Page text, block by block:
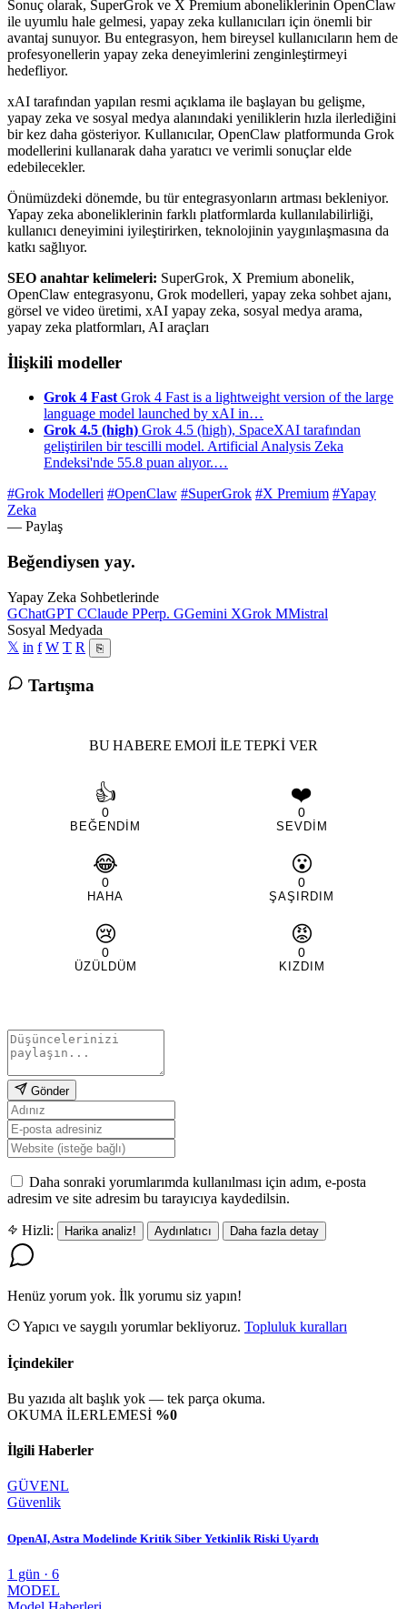
Sonuç olarak, SuperGrok ve X Premium aboneliklerinin OpenClaw
ile uyumlu hale gelmesi, yapay zeka kullanıcıları için önemli bir
avantaj sunuyor. Bu entegrasyon, hem bireysel kullanıcıların hem de
profesyonellerin yapay zeka deneyimlerini zenginleştirmeyi
hedefliyor.
xAI tarafından yapılan resmi açıklama ile başlayan bu gelişme,
yapay zeka ve sosyal medya alanındaki yeniliklerin hızla ilerlediğini
bir kez daha gösteriyor. Kullanıcılar, OpenClaw platformunda Grok
modellerini kullanarak daha yaratıcı ve verimli sonuçlar elde
edebilecekler.
Önümüzdeki dönemde, bu tür entegrasyonların artması bekleniyor.
Yapay zeka aboneliklerinin farklı platformlarda kullanılabilirliği,
kullanıcı deneyimini iyileştirirken, teknolojinin yaygınlaşmasına da
katkı sağlıyor.
SEO anahtar kelimeleri: SuperGrok, X Premium abonelik,
OpenClaw entegrasyonu, Grok modelleri, yapay zeka sohbet ajanı,
görsel ve video üretimi, xAI yapay zeka, sosyal medya arama,
yapay zeka platformları, AI araçları
İlişkili modeller
Grok 4 Fast Grok 4 Fast is a lightweight version of the large
language model launched by xAI in…
Grok 4.5 (high) Grok 4.5 (high), SpaceXAI tarafından
geliştirilen bir tescilli model. Artificial Analysis Zeka
Endeksi'nde 55.8 puan alıyor.…
#Grok Modelleri #OpenClaw #SuperGrok #X Premium #Yapay
Zeka
— Paylaş
Beğendiysen yay.
Yapay Zeka Sohbetlerinde
GChatGPT CClaude PPerp. GGemini XGrok MMistral
Sosyal Medyada
𝕏 in f W T R ⎘
Tartışma
BU HABERE EMOJI ILE TEPKI VER
👍
0
BEĞENDIM
❤️
0
SEVDIM
😂
0
HAHA
😮
0
ŞAŞIRDIM
😢
0
ÜZÜLDÜM
😡
0
KIZDIM
Gönder
Daha sonraki yorumlarımda kullanılması için adım, e-posta
adresim ve site adresim bu tarayıcıya kaydedilsin.
Hizli: Harika analiz! Aydınlatıcı Daha fazla detay
Henüz yorum yok. İlk yorumu siz yapın!
Yapıcı ve saygılı yorumlar bekliyoruz. Topluluk kuralları
İçindekiler
Bu yazıda alt başlık yok — tek parça okuma.
OKUMA İLERLEMESİ %0
İlgili Haberler
GÜVENL
Güvenlik
OpenAI, Astra Modelinde Kritik Siber Yetkinlik Riski Uyardı
1 gün · 6
MODEL